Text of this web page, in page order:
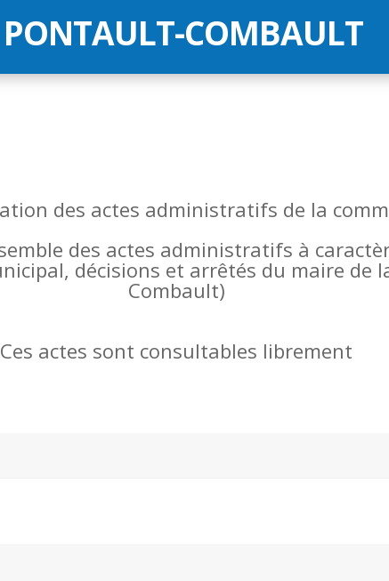
PONTAULT-COMBAULT
des actes administratifs de la
des actes administratifs à
décisions et arrêtés du maire de
Combault)
Ces actes sont consultables librement